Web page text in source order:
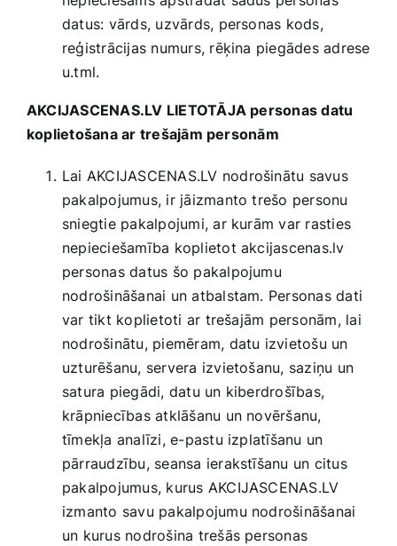
datus: vārds, uzvārds, personas kods,
reģistrācijas numurs, rēķina piegādes adrese
u.tml.
AKCIJASCENAS.LV LIETOTĀJA personas datu
koplietošana ar trešajām personām
Lai AKCIJASCENAS.LV nodrošinātu savus
pakalpojumus, ir jāizmanto trešo personu
sniegtie pakalpojumi, ar kurām var rasties
nepieciešamība koplietot akcijascenas.lv
personas datus šo pakalpojumu
nodrošināšanai un atbalstam. Personas dati
var tikt koplietoti ar trešajām personām, lai
nodrošinātu, piemēram, datu izvietošu un
uzturēšanu, servera izvietošanu, saziņu un
satura piegādi, datu un kiberdrošības,
krāpniecības atklāšanu un novēršanu,
tīmekļa analīzi, e-pastu izplatīšanu un
pārraudzību, seansa ierakstīšanu un citus
pakalpojumus, kurus AKCIJASCENAS.LV
izmanto savu pakalpojumu nodrošināšanai
un kurus nodrošina trešās personas